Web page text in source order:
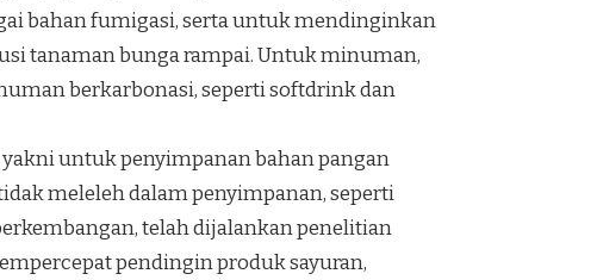
bahan fumigasi, serta untuk mendinginkan
tanaman bunga rampai. Untuk minuman,
berkarbonasi, seperti softdrink dan
untuk penyimpanan bahan pangan
meleleh dalam penyimpanan, seperti
telah dijalankan penelitian
pendingin produk sayuran,